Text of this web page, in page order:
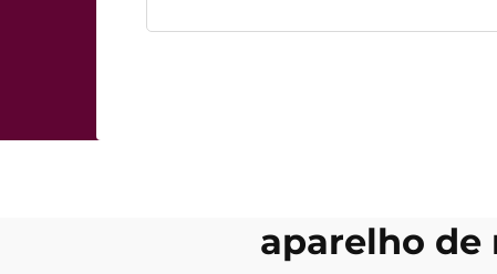
aparelho